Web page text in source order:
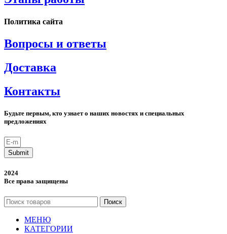
Политика сайта
Вопросы и ответы
Доставка
Контакты
Будьте первым, кто узнает о наших новостях и специальных
предложениях
Submit
2024
Все права защищены
Поиск
МЕНЮ
КАТЕГОРИИ